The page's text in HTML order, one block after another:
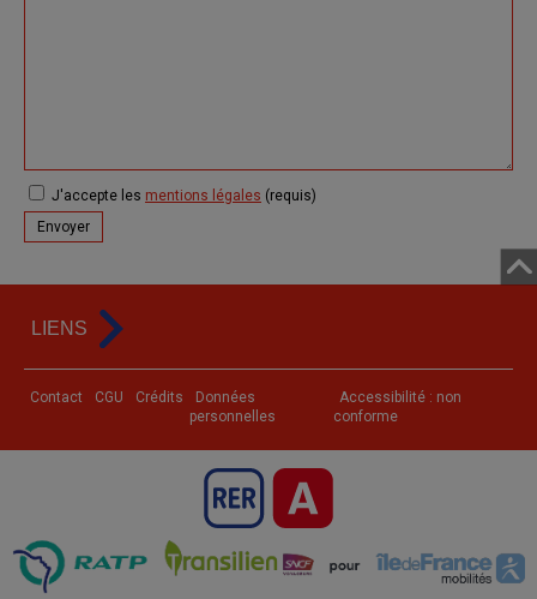
J'accepte les mentions légales (requis)
LIENS
Contact CGU Crédits
Données
personnelles
Accessibilité : non
conforme